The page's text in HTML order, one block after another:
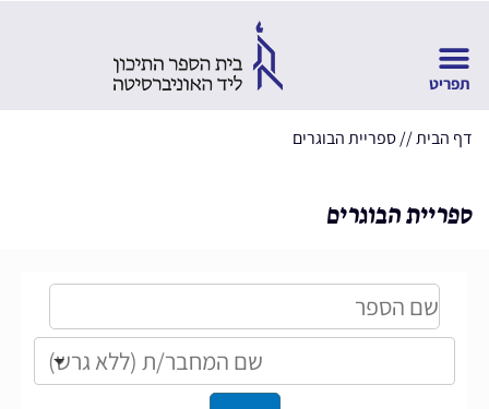
דף הבית//ספריית הבוגרים
ספריית הבוגרים